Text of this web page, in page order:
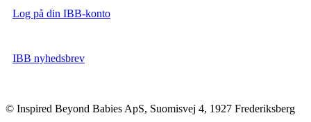
Log på din IBB-konto
IBB nyhedsbrev
© Inspired Beyond Babies ApS, Suomisvej 4, 1927 Frederiksberg